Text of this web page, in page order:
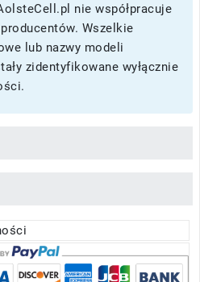
nie współpracuje
Wszelkie
lub nazwy modeli
zidentyfikowane wyłącznie